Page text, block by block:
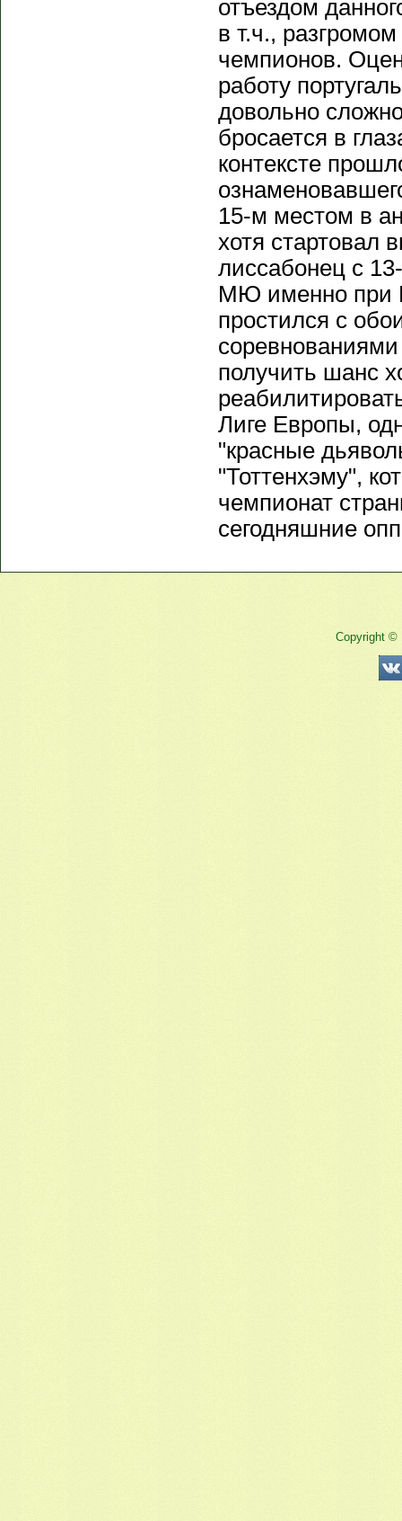
отъездом
в т.ч.,
чемпионов.
работу
довольно
бросается в
контексте
15-м местом в
хотя стартовал
лиссабонец с
МЮ именно при
простился с
получить шанс
Лиге Европы,
"красные
"Тоттенхэму",
чемпионат
сегодняшние
Copyright ©